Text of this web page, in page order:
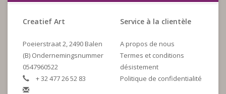
Creatief Art
Poeierstraat 2, 2490 Balen
(B) Ondernemingsnummer
0547960522
+ 32 477 26 52 83
Service à la clientèle
A propos de nous
Termes et conditions
désistement
Politique de confidentialité